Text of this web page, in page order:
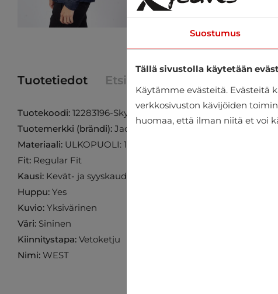
Tuotetiedot Etsi tuote myymälästä
Tuotekoodi: 12283196-Sky-Captain
Tuotemerkki (brändi): Jack & Jones
Materiaali: ULKOPUOLI: 100% POLYESTERI SISÄPUOLI:
Fit: Regular Fit
Kausi: Kevät- ja syyskaudelle
Huppu: Yes
Kuvio: Yksivärinen
Väri: Sininen
Kiinnitystapa: Vetoketju
Nimi: WEST
Suostumus
Tällä sivustolla käytetään
Käytämme evästeitä. Evästeitä
verkkosivuston kävijöiden
huomaa, että ilman niitä et voi